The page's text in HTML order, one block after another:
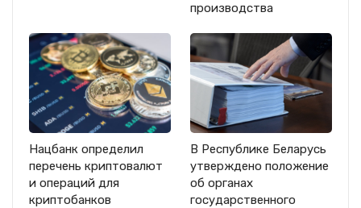
производства
Нацбанк определил
перечень криптовалют
и операций для
криптобанков
В Республике Беларусь
утверждено положение
об органах
государственного